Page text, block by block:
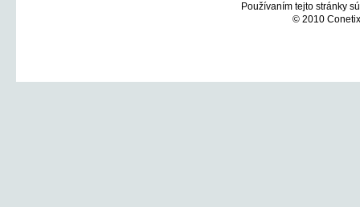
Používaním tejto stránky
© 2010